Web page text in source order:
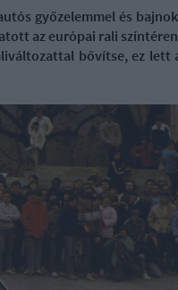
győzelemmel és
az európai rali
bővítse, ez lett